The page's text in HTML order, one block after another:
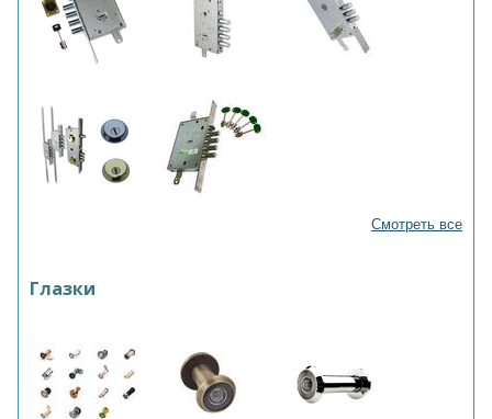
Смотреть все
Глазки